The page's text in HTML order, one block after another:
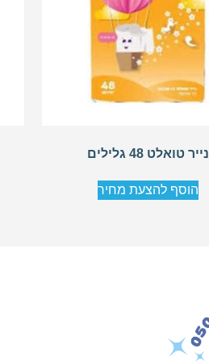
נייר טואלט 48 גלילים
הוסף להצעת מחיר